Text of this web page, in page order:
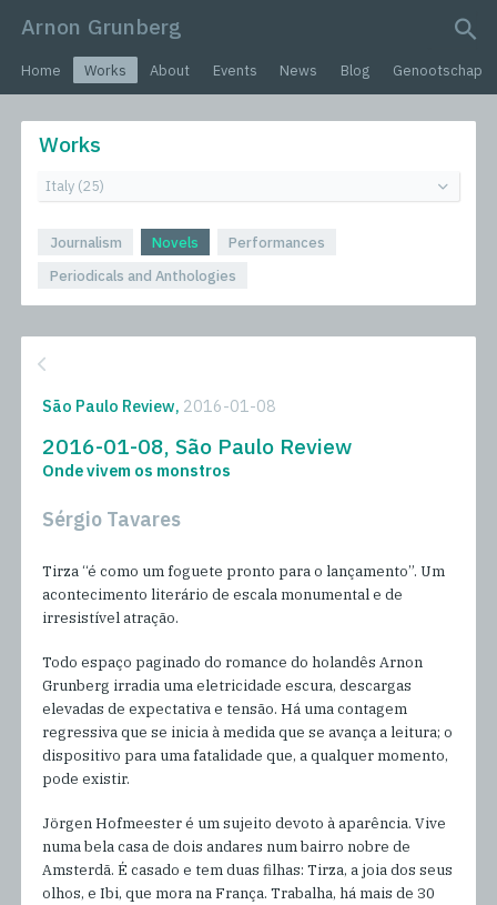
Arnon Grunberg
Home Works About Events News Blog Genootschap
Works
Journalism Novels
Performances
Periodicals and Anthologies
São Paulo Review, 2016-01-08
2016-01-08, São Paulo Review
Onde vivem os monstros
Sérgio Tavares
Tirza “é como um foguete pronto para o lançamento”. Um
acontecimento literário de escala monumental e de
irresistível atração.
Todo espaço paginado do romance do holandês Arnon
Grunberg irradia uma eletricidade escura, descargas
elevadas de expectativa e tensão. Há uma contagem
regressiva que se inicia à medida que se avança a leitura; o
dispositivo para uma fatalidade que, a qualquer momento,
pode existir.
Jörgen Hofmeester é um sujeito devoto à aparência. Vive
numa bela casa de dois andares num bairro nobre de
Amsterdã. É casado e tem duas filhas: Tirza, a joia dos seus
olhos, e Ibi, que mora na França. Trabalha, há mais de 30